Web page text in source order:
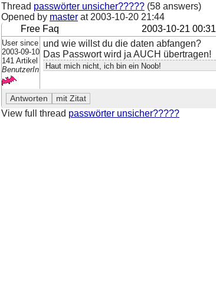
Thread passwörter unsicher????? (58 answers)
Opened by master at 2003-10-20 21:44
Free Faq
2003-10-21 00:31
User since
2003-09-10
141 Artikel
BenutzerIn
und wie willst du die daten abfangen?
Das Passwort wird ja AUCH übertragen!
Haut mich nicht, ich bin ein Noob!
View full thread passwörter unsicher?????